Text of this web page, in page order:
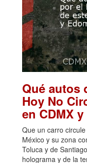
Qué autos
Hoy No
en CDMX
Que un carro
México y su zona
Toluca y de
holograma y de la